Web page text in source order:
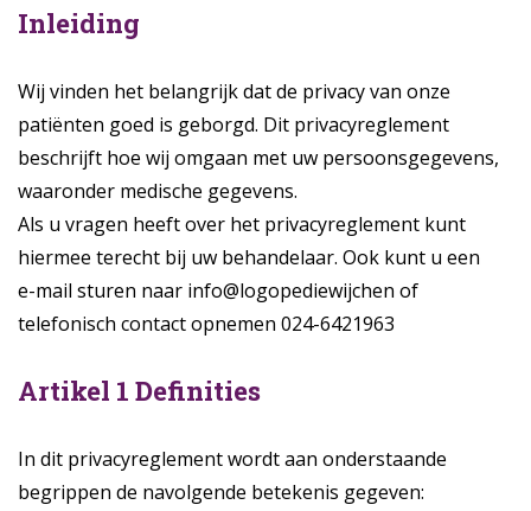
Inleiding
Wij vinden het belangrijk dat de privacy van onze
patiënten goed is geborgd. Dit privacyreglement
beschrijft hoe wij omgaan met uw persoonsgegevens,
waaronder medische gegevens.
Als u vragen heeft over het privacyreglement kunt
hiermee terecht bij uw behandelaar. Ook kunt u een
e-mail sturen naar info@logopediewijchen of
telefonisch contact opnemen 024-6421963
Artikel 1 Definities
In dit privacyreglement wordt aan onderstaande
begrippen de navolgende betekenis gegeven: